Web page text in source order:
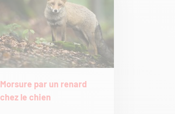
Morsure par un renard
chez le chien